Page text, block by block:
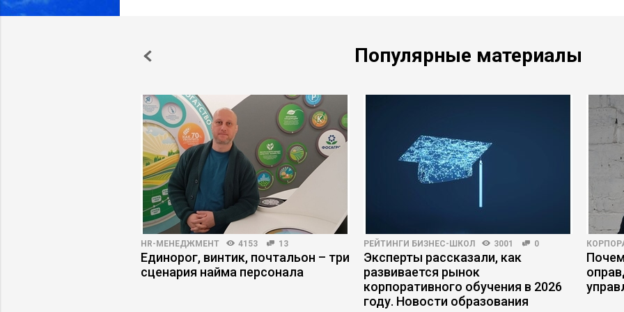
Популярные материалы
HR-МЕНЕДЖМЕНТ 4153 13
Единорог, винтик, почтальон – три
сценария найма персонала
РЕЙТИНГИ БИЗНЕС-ШКОЛ 3001 0
Эксперты рассказали, как
развивается рынок
корпоративного обучения в 2026
году. Новости образования